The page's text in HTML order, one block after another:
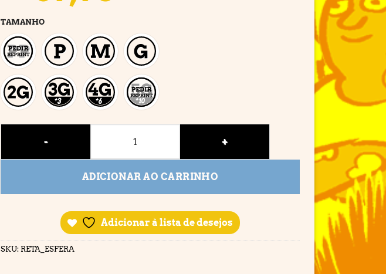
TAMANHO
ADICIONAR AO CARRINHO
Adicionar à lista de desejos
SKU: RETA_ESFERA